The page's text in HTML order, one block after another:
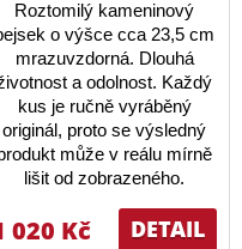
Roztomilý kameninový
o výšce cca 23,5 cm
mrazuvzdorná. Dlouhá
a odolnost. Každý
kus je ručně vyráběný
originál, proto se výsledný
může v reálu mírně
lišit od zobrazeného.
DETAIL
020 Kč